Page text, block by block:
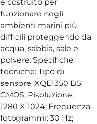
è costruito per
funzionare negli
ambienti marini più
difficili proteggendo da
acqua, sabbia, sale e
polvere. Specifiche
tecniche: Tipo di
sensore: XQE1350 BSI
CMOS; Risoluzione:
1280 X 1024; Frequenza
fotogrammi: 30 Hz;